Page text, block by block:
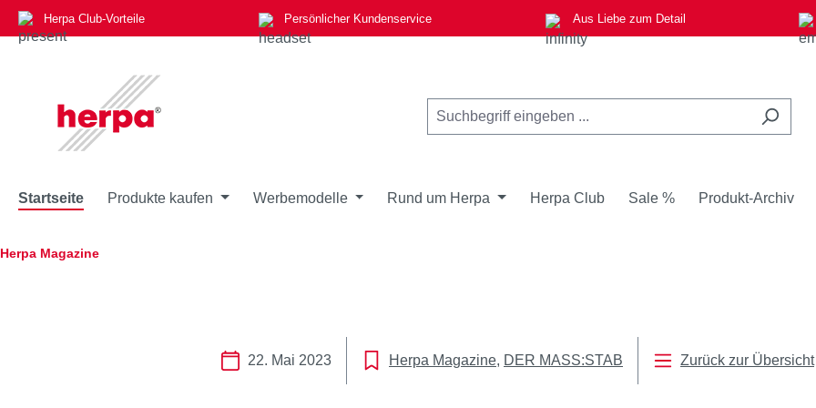
Hauptinhalt springen
Zur Suche springen
Zur Hauptnavigation springen
Herpa Club-Vorteile Persönlicher Kundenservice Aus Liebe zum Detail
Startseite Produkte kaufen Werbemodelle Rund um Herpa Herpa Club Sale % Produkt-Archiv
Herpa Magazine
22. Mai 2023 Herpa Magazine DER MASS:STAB Zurück zur Übersicht